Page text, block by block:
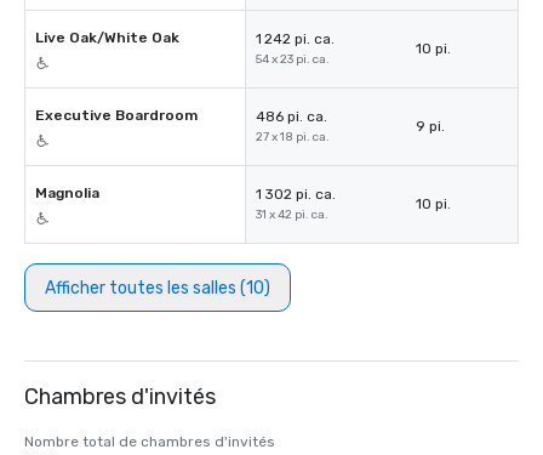
Live Oak/White Oak 1 242 pi. ca.
54 x 23 pi. ca.
10 pi.
Executive Boardroom 486 pi. ca.
27 x 18 pi. ca.
9 pi.
Magnolia 1 302 pi. ca.
31 x 42 pi. ca.
10 pi.
Afficher toutes les salles (10)
Chambres d'invités
Nombre total de chambres d'invités